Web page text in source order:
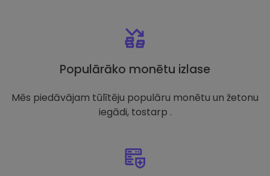
Populārāko monētu izlase
Mēs piedāvājam tūlītēju populāru monētu un žetonu
iegādi, tostarp .